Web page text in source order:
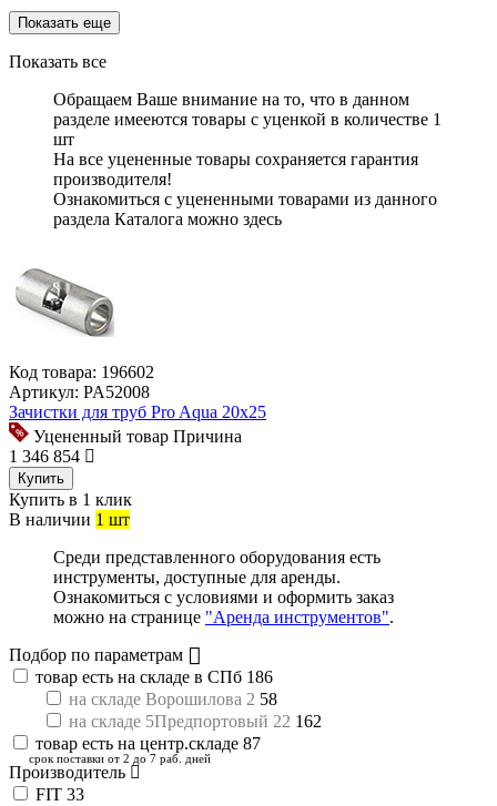
Показать еще
Показать все
Обращаем Ваше внимание на то, что в данном
разделе имееются товары с уценкой в количестве 1
шт
На все уцененные товары сохраняется гарантия
производителя!
Ознакомиться с уцененными товарами из данного
раздела Каталога можно здесь
Код товара: 196602
Артикул: PA52008
Зачистки для труб Pro Aqua 20x25
Уцененный товар Причина
1 346 854
Купить
Купить в 1 клик
В наличии 1 шт
Среди представленного оборудования есть
инструменты, доступные для аренды.
Ознакомиться с условиями и оформить заказ
можно на странице "Аренда инструментов".
Подбор по параметрам
товар есть на складе в СПб 186
на складе Ворошилова 2 58
на складе 5Предпортовый 22 162
товар есть на центр.складе 87
срок поставки от 2 до 7 раб. дней
Производитель
FIT 33